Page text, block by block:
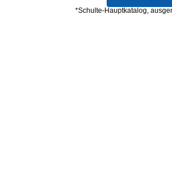
*Schulte-Hauptkatalog,